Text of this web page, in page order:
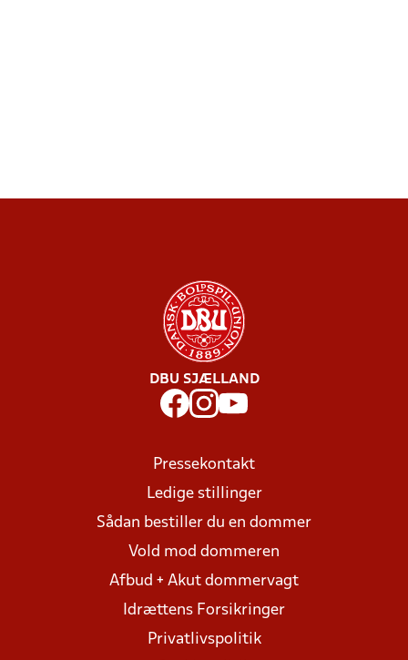
DBU SJÆLLAND
Pressekontakt
Ledige stillinger
Sådan bestiller du en dommer
Vold mod dommeren
Afbud + Akut dommervagt
Idrættens Forsikringer
Privatlivspolitik